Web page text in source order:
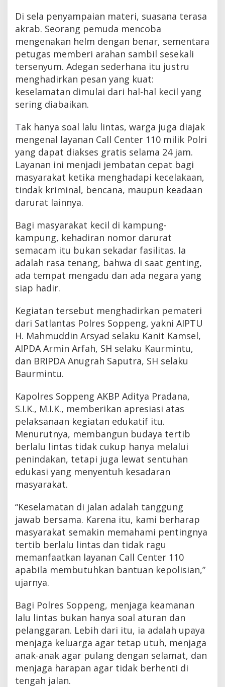
Di sela penyampaian materi, suasana terasa
akrab. Seorang pemuda mencoba
mengenakan helm dengan benar, sementara
petugas memberi arahan sambil sesekali
tersenyum. Adegan sederhana itu justru
menghadirkan pesan yang kuat:
keselamatan dimulai dari hal-hal kecil yang
sering diabaikan.
Tak hanya soal lalu lintas, warga juga diajak
mengenal layanan Call Center 110 milik Polri
yang dapat diakses gratis selama 24 jam.
Layanan ini menjadi jembatan cepat bagi
masyarakat ketika menghadapi kecelakaan,
tindak kriminal, bencana, maupun keadaan
darurat lainnya.
Bagi masyarakat kecil di kampung-
kampung, kehadiran nomor darurat
semacam itu bukan sekadar fasilitas. Ia
adalah rasa tenang, bahwa di saat genting,
ada tempat mengadu dan ada negara yang
siap hadir.
Kegiatan tersebut menghadirkan pemateri
dari Satlantas Polres Soppeng, yakni AIPTU
H. Mahmuddin Arsyad selaku Kanit Kamsel,
AIPDA Armin Arfah, SH selaku Kaurmintu,
dan BRIPDA Anugrah Saputra, SH selaku
Baurmintu.
Kapolres Soppeng AKBP Aditya Pradana,
S.I.K., M.I.K., memberikan apresiasi atas
pelaksanaan kegiatan edukatif itu.
Menurutnya, membangun budaya tertib
berlalu lintas tidak cukup hanya melalui
penindakan, tetapi juga lewat sentuhan
edukasi yang menyentuh kesadaran
masyarakat.
“Keselamatan di jalan adalah tanggung
jawab bersama. Karena itu, kami berharap
masyarakat semakin memahami pentingnya
tertib berlalu lintas dan tidak ragu
memanfaatkan layanan Call Center 110
apabila membutuhkan bantuan kepolisian,”
ujarnya.
Bagi Polres Soppeng, menjaga keamanan
lalu lintas bukan hanya soal aturan dan
pelanggaran. Lebih dari itu, ia adalah upaya
menjaga keluarga agar tetap utuh, menjaga
anak-anak agar pulang dengan selamat, dan
menjaga harapan agar tidak berhenti di
tengah jalan.